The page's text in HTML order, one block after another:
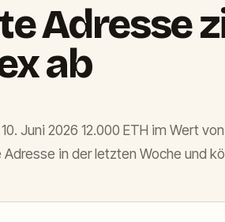
Adresse
ab
Juni 2026 12.000 ETH im Wert
in der letzten Woche und